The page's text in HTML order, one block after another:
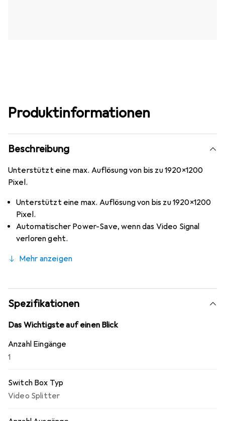
Produktinformationen
Beschreibung
Unterstützt eine max. Auflösung von bis zu 1920x1200
Pixel.
Unterstützt eine max. Auflösung von bis zu 1920x1200
Pixel.
Automatischer Power-Save, wenn das Video Signal
verloren geht.
Mehr anzeigen
Spezifikationen
Das Wichtigste auf einen Blick
Anzahl Eingänge
1
Switch Box Typ
Video Splitter